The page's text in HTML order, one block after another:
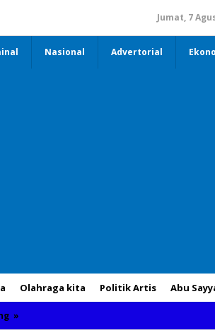
Jumat, 7
Nasional Advertorial
Olahraga kita Politik Artis Abu
»
Lampung